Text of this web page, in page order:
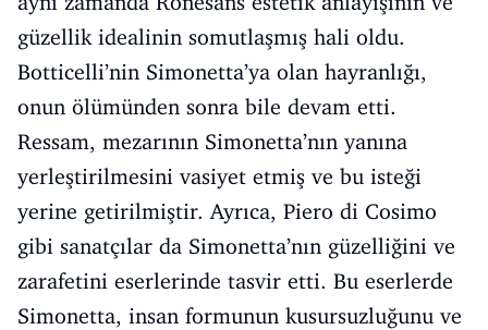
güzellik idealinin somutlaşmış hali oldu.
Botticelli’nin Simonetta’ya olan hayranlığı,
onun ölümünden sonra bile devam etti.
Ressam, mezarının Simonetta’nın yanına
yerleştirilmesini vasiyet etmiş ve bu isteği
yerine getirilmiştir. Ayrıca, Piero di Cosimo
gibi sanatçılar da Simonetta’nın güzelliğini ve
zarafetini eserlerinde tasvir etti. Bu eserlerde
Simonetta, insan formunun kusursuzluğunu ve